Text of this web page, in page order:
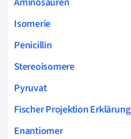
Isomerie
Penicillin
Stereoisomere
Pyruvat
Fischer Projektion Erklärung
Enantiomer